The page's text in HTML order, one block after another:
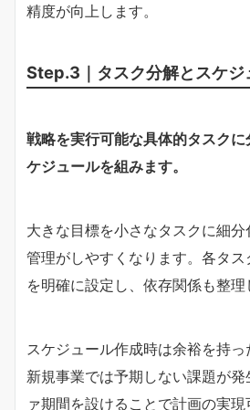
精度が向上します。
Step.3｜タスク分解とスケジ
戦略を実行可能な具体的タスク
ケジュールを組みます。
大きな目標を小さなタスクに細
管理がしやすくなります。各タ
を明確に設定し、依存関係も整理
スケジュール作成時は余裕を持っ
新規事業では予期しない課題が
ァ期間を設けることで計画の実